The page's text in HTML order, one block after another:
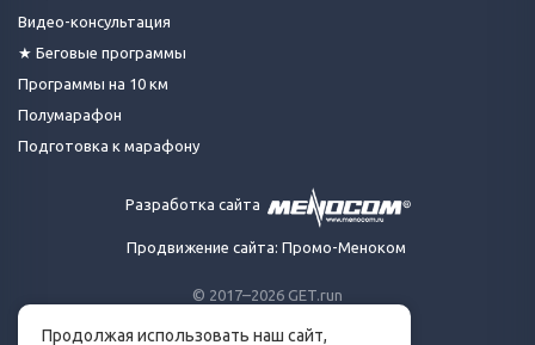
© 2017–2026 GET.run
Сделано с ❤ бегунами
Видео-консультация
★ Беговые программы
Программы на 10 км
Полумарафон
Подготовка к марафону
Разработка сайта
Продвижение сайта: Промо-Меноком
Продолжая использовать наш сайт,